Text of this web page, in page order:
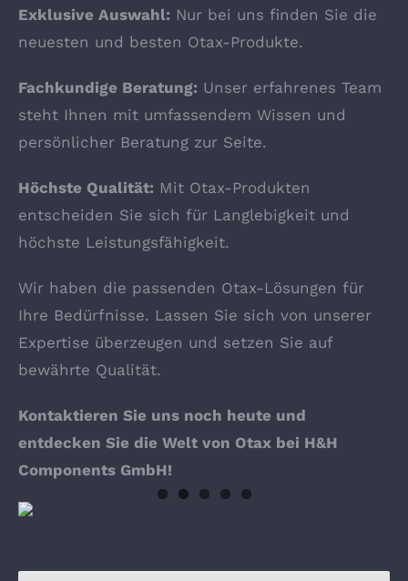
Exklusive Auswahl: Nur bei uns finden Sie die
neuesten und besten Otax-Produkte.
Fachkundige Beratung: Unser erfahrenes Team
steht Ihnen mit umfassendem Wissen und
persönlicher Beratung zur Seite.
Höchste Qualität: Mit Otax-Produkten
entscheiden Sie sich für Langlebigkeit und
höchste Leistungsfähigkeit.
Wir haben die passenden Otax-Lösungen für
Ihre Bedürfnisse. Lassen Sie sich von unserer
Expertise überzeugen und setzen Sie auf
bewährte Qualität.
Kontaktieren Sie uns noch heute und
entdecken Sie die Welt von Otax bei H&H
Components GmbH!